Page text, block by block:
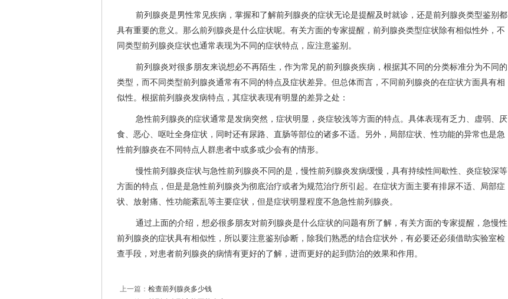
前列腺炎是男性常见疾病，掌握和了解前列腺炎的症状无论是提醒及时就诊，还是前列腺炎类型鉴别都
具有重要的意义。那么前列腺炎是什么症状呢。有关方面的专家提醒，前列腺炎类型症状除有相似性外，不
同类型前列腺炎症状也通常表现为不同的症状特点，应注意鉴别。
前列腺炎对很多朋友来说想必不再陌生，作为常见的前列腺炎疾病，根据其不同的分类标准分为不同的
类型，而不同类型前列腺炎通常有不同的特点及症状差异。但总体而言，不同前列腺炎的在症状方面具有相
似性。根据前列腺炎发病特点，其症状表现有明显的差异之处：
急性前列腺炎的症状通常是发病突然，症状明显，炎症较浅等方面的特点。具体表现有乏力、虚弱、厌
食、恶心、呕吐全身症状，同时还有尿路、直肠等部位的诸多不适。另外，局部症状、性功能的异常也是急
性前列腺炎在不同特点人群患者中或多或少会有的情形。
慢性前列腺炎症状与急性前列腺炎不同的是，慢性前列腺炎发病缓慢，具有持续性间歇性、炎症较深等
方面的特点，但是是急性前列腺炎为彻底治疗或者为规范治疗所引起。在症状方面主要有排尿不适、局部症
状、放射痛、性功能紊乱等主要症状，但是症状明显程度不急急性前列腺炎。
通过上面的介绍，想必很多朋友对前列腺炎是什么症状的问题有所了解，有关方面的专家提醒，急慢性
前列腺炎的症状具有相似性，所以要注意鉴别诊断，除我们熟悉的结合症状外，有必要还必须借助实验室检
查手段，对患者前列腺炎的病情有更好的了解，进而更好的起到防治的效果和作用。
上一篇： 检查前列腺炎多少钱